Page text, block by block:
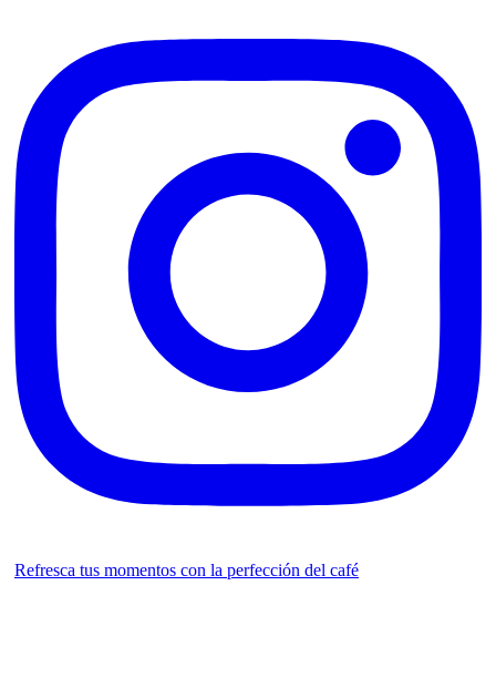
Refresca tus momentos con la perfección del café